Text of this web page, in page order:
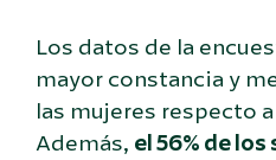
Los datos de la
mayor constancia y
las mujeres respecto
Además, el 56% de